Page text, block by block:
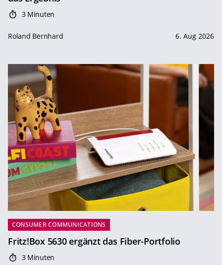
3 Minuten
Roland Bernhard 6. Aug 2026
CONSUMER COMMUNICATIONS
Fritz!Box 5630 ergänzt das Fiber-Portfolio
3 Minuten